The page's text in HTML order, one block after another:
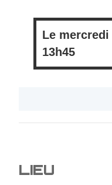
Le mercredi
13h45
LIEU